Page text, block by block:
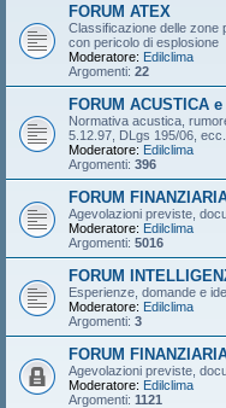
FORUM ATEX
Classificazione delle zone
con pericolo di esplosione
Moderatore: Edilclima
Argomenti: 22
FORUM ACUSTICA e
Normativa acustica,
5.12.97, DLgs 195/06, ecc.
Moderatore: Edilclima
Argomenti: 396
FORUM
Agevolazioni previste,
Moderatore: Edilclima
Argomenti: 5016
FORUM
Esperienze, domande e
Moderatore: Edilclima
Argomenti: 3
FORUM
Agevolazioni previste,
Moderatore: Edilclima
Argomenti: 1121